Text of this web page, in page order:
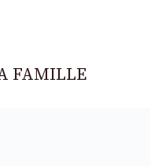
FAMILLE